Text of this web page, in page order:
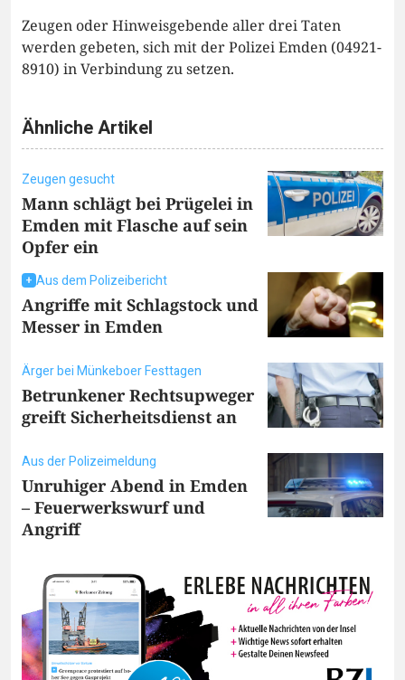
Zeugen oder Hinweisgebende aller drei Taten
werden gebeten, sich mit der Polizei Emden (04921-
8910) in Verbindung zu setzen.
Ähnliche Artikel
Zeugen gesucht
Mann schlägt bei Prügelei in
Emden mit Flasche auf sein
Opfer ein
Aus dem Polizeibericht
Angriffe mit Schlagstock und
Messer in Emden
Ärger bei Münkeboer Festtagen
Betrunkener Rechtsupweger
greift Sicherheitsdienst an
Aus der Polizeimeldung
Unruhiger Abend in Emden
– Feuerwerkswurf und
Angriff